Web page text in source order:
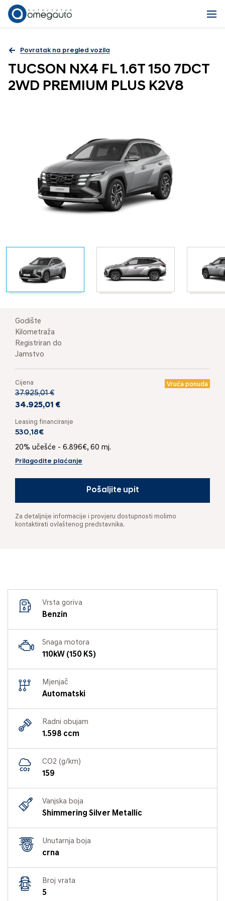
Povratak na pregled vozila
TUCSON NX4 FL 1.6T 150 7DCT
2WD PREMIUM PLUS K2V8
Godište
Kilometraža
Registriran do
Jamstvo
Cijena Vruća ponuda
37.925,01 €
34.925,01 €
Leasing financiranje
530,18€
20% učešće - 6.896€, 60 mj.
Prilagodite plaćanje
Pošaljite upit
Za detaljnije informacije i provjeru dostupnosti molimo
kontaktirati ovlaštenog predstavnika.
Vrsta goriva
Benzin
Snaga motora
110kW (150 KS)
Mjenjač
Automatski
Radni obujam
1.598 ccm
CO2 (g/km)
159
Vanjska boja
Shimmering Silver Metallic
Unutarnja boja
crna
Broj vrata
5